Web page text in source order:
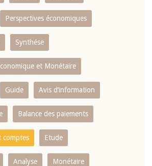
Perspectives économiques
Synthése
et Monétaire
Guide Avis d’information
Balance des paiements
comptes Etude
Analyse Monétaire